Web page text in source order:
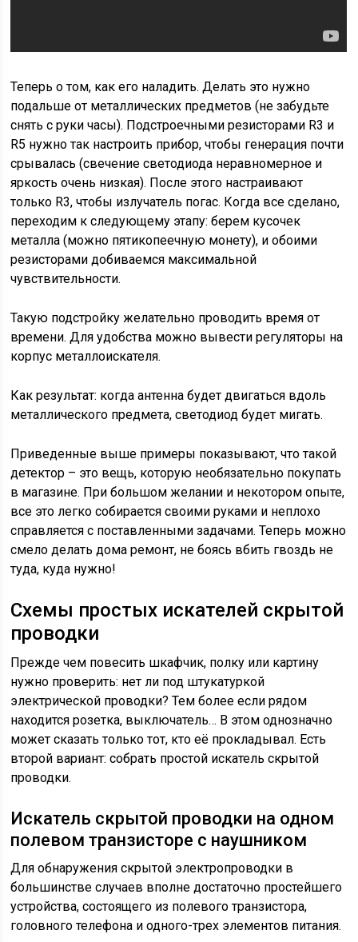
Теперь о том, как его наладить. Делать это нужно
подальше от металлических предметов (не забудьте
снять с руки часы). Подстроечными резисторами R3 и
R5 нужно так настроить прибор, чтобы генерация почти
срывалась (свечение светодиода неравномерное и
яркость очень низкая). После этого настраивают
только R3, чтобы излучатель погас. Когда все сделано,
переходим к следующему этапу: берем кусочек
металла (можно пятикопеечную монету), и обоими
резисторами добиваемся максимальной
чувствительности.
Такую подстройку желательно проводить время от
времени. Для удобства можно вывести регуляторы на
корпус металлоискателя.
Как результат: когда антенна будет двигаться вдоль
металлического предмета, светодиод будет мигать.
Приведенные выше примеры показывают, что такой
детектор – это вещь, которую необязательно покупать
в магазине. При большом желании и некотором опыте,
все это легко собирается своими руками и неплохо
справляется с поставленными задачами. Теперь можно
смело делать дома ремонт, не боясь вбить гвоздь не
туда, куда нужно!
Схемы простых искателей скрытой
проводки
Прежде чем повесить шкафчик, полку или картину
нужно проверить: нет ли под штукатуркой
электрической проводки? Тем более если рядом
находится розетка, выключатель… В этом однозначно
может сказать только тот, кто её прокладывал. Есть
второй вариант: собрать простой искатель скрытой
проводки.
Искатель скрытой проводки на одном
полевом транзисторе с наушником
Для обнаружения скрытой электропроводки в
большинстве случаев вполне достаточно простейшего
устройства, состоящего из полевого транзистора,
головного телефона и одного-трех элементов питания.